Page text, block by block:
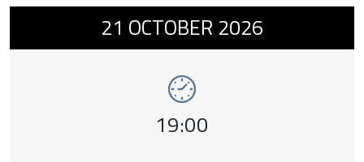
przygody, w której każdy krok to niespodzianka?
21 OCTOBER 2026
Event time,
19:00